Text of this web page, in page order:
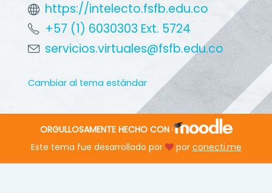
https://intelecto.fsfb.edu.co
+57 (1) 6030303 Ext. 5724
servicios.virtuales@fsfb.edu.co
Cambiar al tema estándar
ORGULLOSAMENTE HECHO CON
Este tema fue desarrollado por
por conecti.me